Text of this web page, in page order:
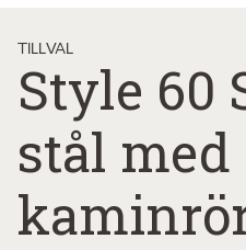
TILLVAL
Style 60
stål med